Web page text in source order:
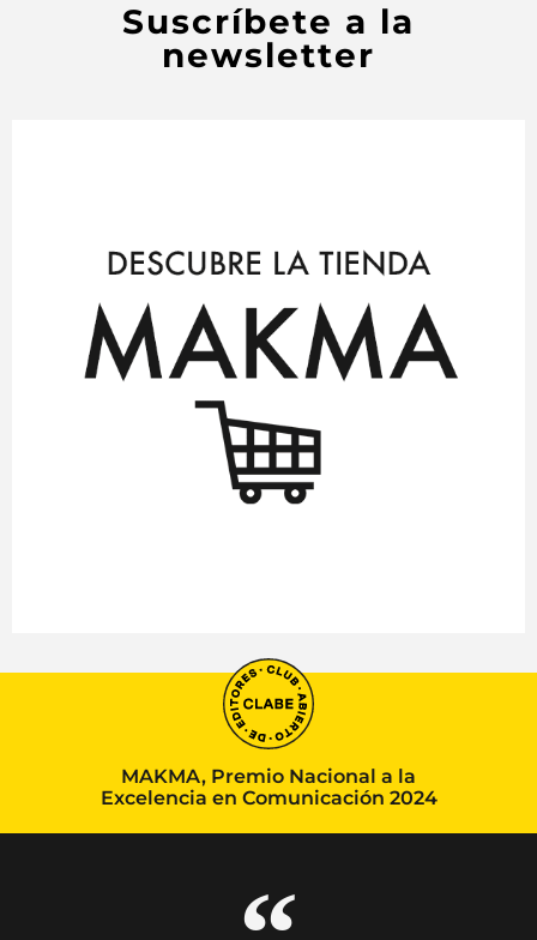
Suscríbete a la
newsletter
MAKMA, Premio Nacional a la
Excelencia en Comunicación 2024